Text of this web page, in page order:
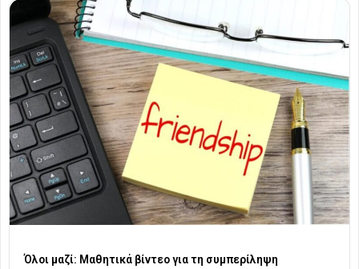
Όλοι μαζί: Μαθητικά βίντεο για τη συμπερίληψη